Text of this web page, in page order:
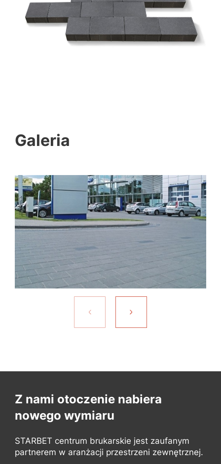
Galeria
Z nami otoczenie nabiera
nowego wymiaru
STARBET centrum brukarskie jest zaufanym
partnerem w aranżacji przestrzeni zewnętrznej.